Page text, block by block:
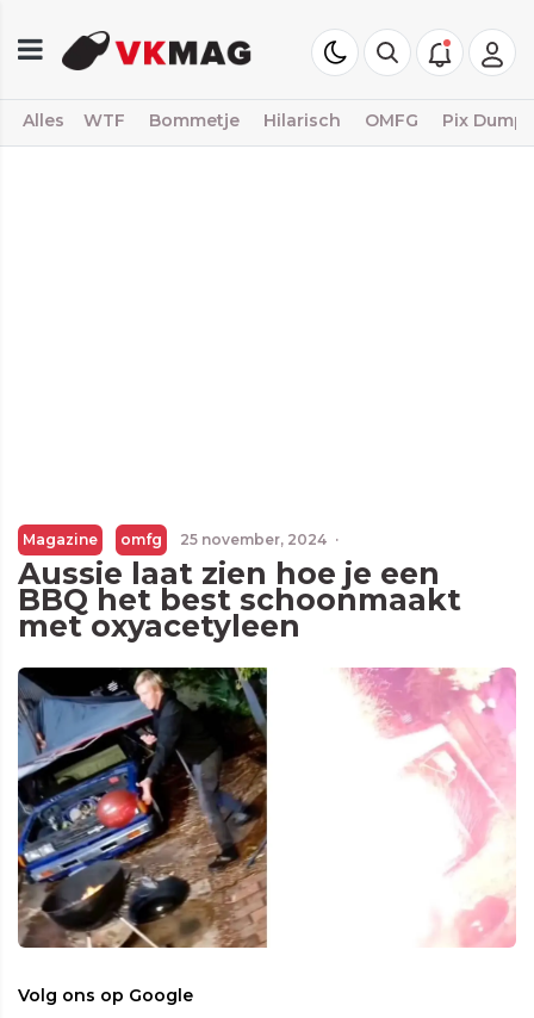
Alles WTF Bommetje Hilarisch OMFG Pix Dump
Magazine omfg 25 november, 2024 ·
Aussie laat zien hoe je een
BBQ het best schoonmaakt
met oxyacetyleen
Volg ons op Google